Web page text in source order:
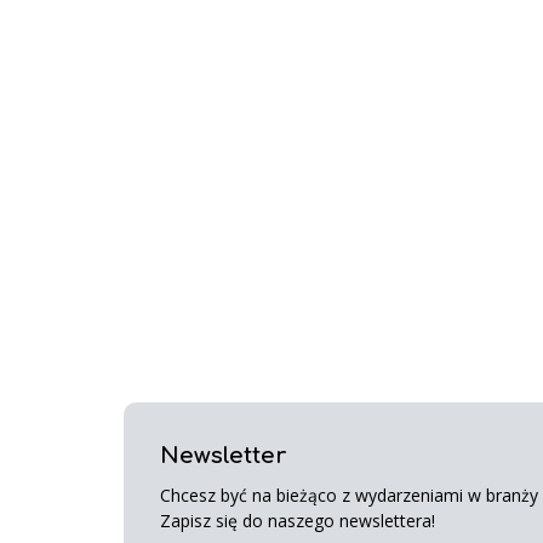
Newsletter
Chcesz być na bieżąco z wydarzeniami w
Zapisz się do naszego newslettera!